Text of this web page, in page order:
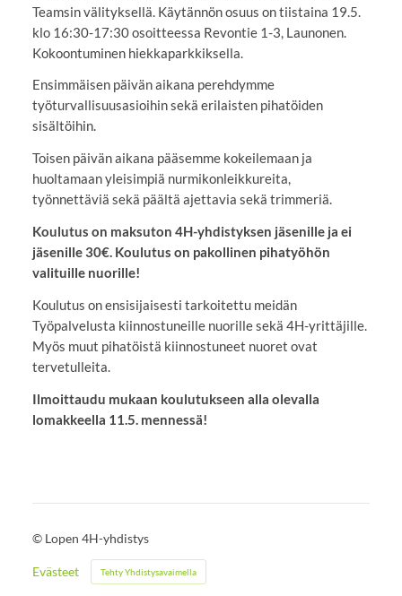
Teamsin välityksellä. Käytännön osuus on tiistaina 19.5.
klo 16:30-17:30 osoitteessa Revontie 1-3, Launonen.
Kokoontuminen hiekkaparkkiksella.
Ensimmäisen päivän aikana perehdymme
työturvallisuusasioihin sekä erilaisten pihatöiden
sisältöihin.
Toisen päivän aikana pääsemme kokeilemaan ja
huoltamaan yleisimpiä nurmikonleikkureita,
työnnettäviä sekä päältä ajettavia sekä trimmeriä.
Koulutus on maksuton 4H-yhdistyksen jäsenille ja ei
jäsenille 30€. Koulutus on pakollinen pihatyöhön
valituille nuorille!
Koulutus on ensisijaisesti tarkoitettu meidän
Työpalvelusta kiinnostuneille nuorille sekä 4H-yrittäjille.
Myös muut pihatöistä kiinnostuneet nuoret ovat
tervetulleita.
Ilmoittaudu mukaan koulutukseen alla olevalla
lomakkeella 11.5. mennessä!
© Lopen 4H-yhdistys
Evästeet Tehty Yhdistysavaimella